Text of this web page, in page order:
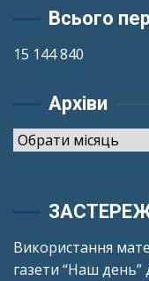
Всього
15 144 840
Архіви
Архіви
Використання
газети “Наш день”